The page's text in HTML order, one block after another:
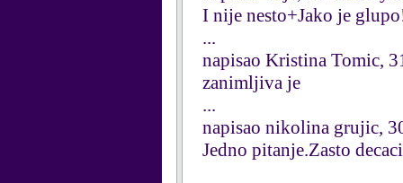
I nije nesto+Jako je
...
napisao Kristina Tomic,
zanimljiva je
...
napisao nikolina grujic,
Jedno pitanje.Zasto